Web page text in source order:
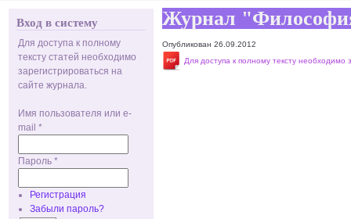
Вход в систему
Для доступа к полному
тексту статей необходимо
зарегистрироваться на
сайте журнала.
Имя пользователя или e-
mail *
Пароль *
Регистрация
Забыли пароль?
Журнал
Опубликован 26.09.2012
Для доступа к полному тексту необходимо